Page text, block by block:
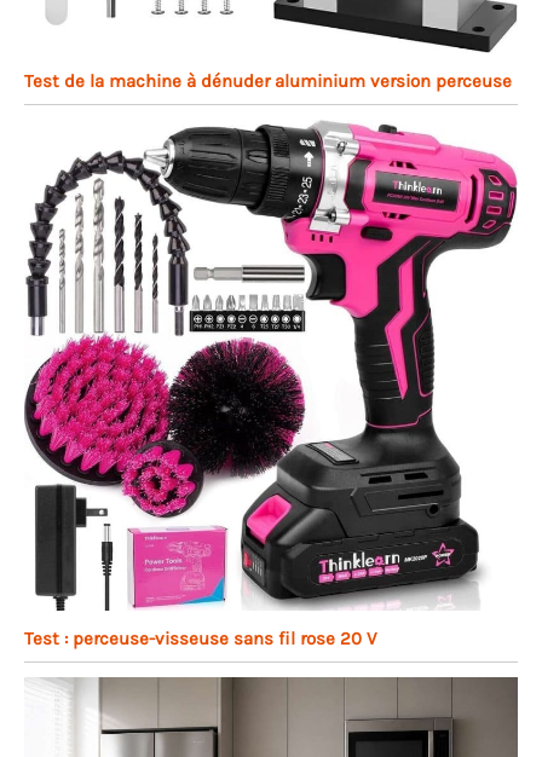
Test de la machine à dénuder aluminium version perceuse
Test : perceuse-visseuse sans fil rose 20 V